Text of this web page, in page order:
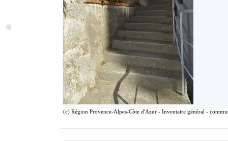
(c) Région Provence-Alpes-Côte d'Azur - Inventaire général -